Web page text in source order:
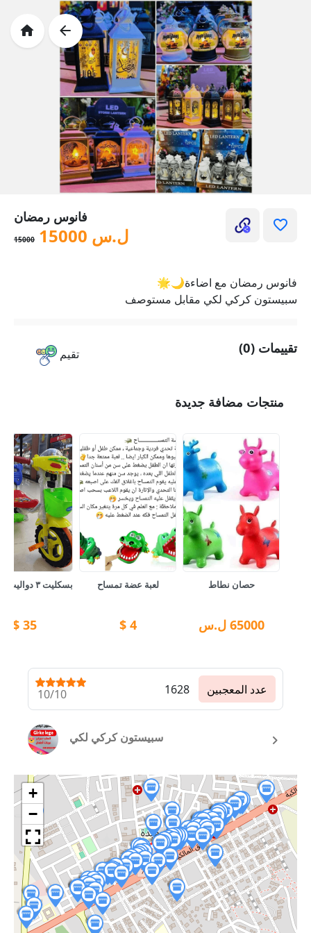
فانوس رمضان
ل.س 15000
15000
فانوس رمضان مع اضاءة🌙🌟
سبيستون كركي لكي مقابل مستوصف
تقيم تقييمات (0)
منتجات مضافة جديدة
حصان نطاط
65000 ل.س
لعبة عضة تمساح
4
$
35
$
10/10 1628 عدد المعجبين
سبيستون كركي لكي
+
−